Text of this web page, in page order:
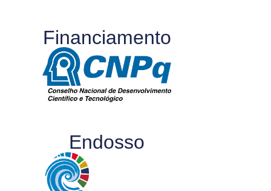
Financiamento
Endosso